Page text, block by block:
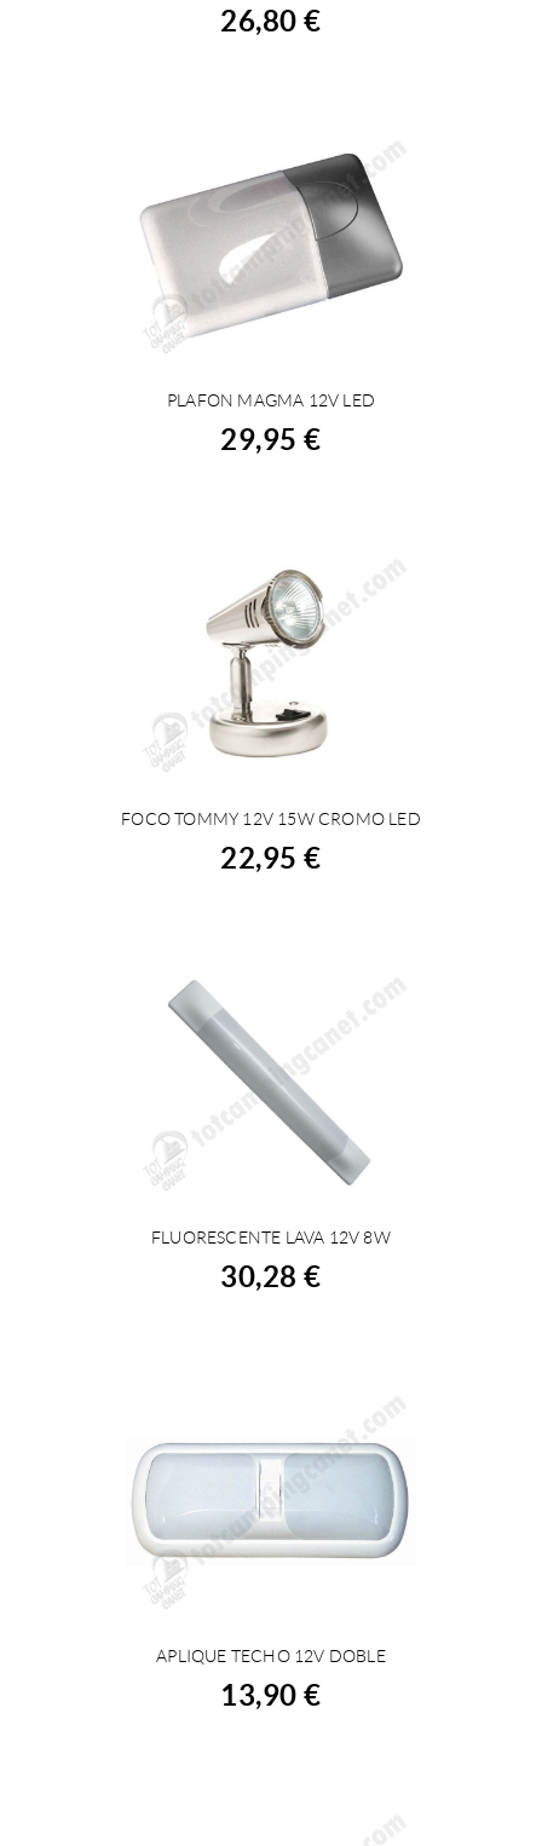
26,80 €
ACHETER
PLAFON MAGMA 12V LED
29,95 €
ACHETER
FOCO TOMMY 12V 15W CROMO LED
22,95 €
ACHETER
FLUORESCENTE LAVA 12V 8W
30,28 €
ACHETER
APLIQUE TECHO 12V DOBLE
13,90 €